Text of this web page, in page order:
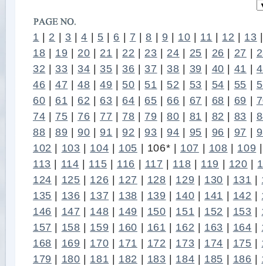
1 | 2 | 3 |4 | 5 | 6 | 7 |8 | 9 | 10 | 11 | 12 | 13
18 | 19 | 20 | 21 | 22 | 23 | 24 | 25 | 26 | 27 |
32 | 33 | 34 | 35 | 36 | 37 | 38 | 39 | 40 | 41 |
46 |47 |48 |49 | 50 | 51 | 52 | 53 | 54 | 55 |
60 | 61 | 62 | 63 | 64 | 65 | 66 | 67 | 68 | 69 |
74 | 75 | 76 | 77 | 78 | 79 |80 | 81 | 82 | 83 |
88 |89 | 90 | 91 | 92 | 93 | 94 | 95 | 96 | 97 |
102 | 103 | 104 | 105 | 106* | 107 | 108 | 109
113 | 114 | 115 | 116 | 117 | 118 | 119 | 120 |
124 | 125 | 126 | 127 | 128 | 129 | 130 | 131 |
135 | 136 | 137 | 138 | 139 | 140 | 141 | 142 |
146 | 147 | 148 | 149 | 150 | 151 | 152 | 153 |
157 | 158 | 159 | 160 | 161 | 162 | 163 | 164 |
168 | 169 | 170 | 171 | 172 | 173 | 174 | 175 |
179 | 180 | 181 | 182 | 183 | 184 | 185 | 186 |